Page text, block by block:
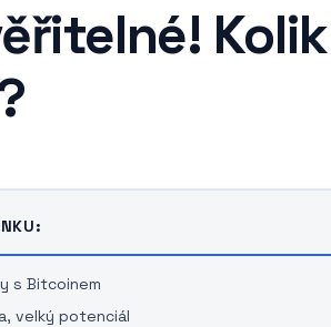
s Bitcoinem
velký potenciál